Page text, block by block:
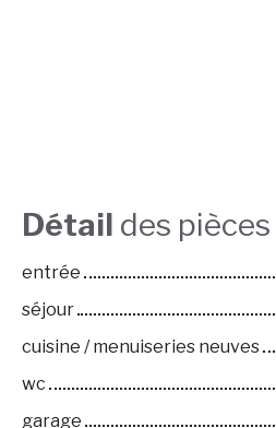
Détail des pièces
entrée
séjour
cuisine / menuiseries neuves
wc
garage